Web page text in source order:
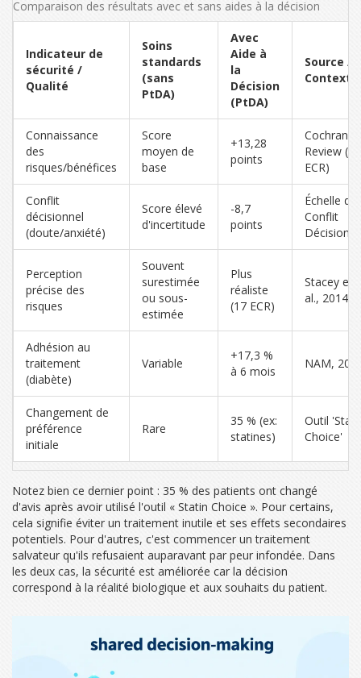
Comparaison des résultats avec et sans aides à la décision
Indicateur de
sécurité /
Qualité
Soins
standards
(sans
PtDA)
Avec
Aide à
la
Décision
(PtDA)
Source /
Contexte
Connaissance
des
risques/bénéfices
Score
moyen de
base
+13,28
points
Cochrane
Review (86
ECR)
Conflit
décisionnel
(doute/anxiété)
Score élevé
d'incertitude
-8,7
points
Échelle de
Conflit
Perception
précise des
risques
Souvent
surestimée
ou sous-
estimée
Plus
réaliste
(17 ECR)
Stacey et
al., 2014
Adhésion au
traitement
(diabète)
Variable
+17,3 %
à 6 mois
NAM,
Changement de
préférence
initiale
Rare
35 % (ex:
statines)
Outil
Choice'
Notez bien ce dernier point : 35 % des patients ont changé
d'avis après avoir utilisé l'outil « Statin Choice ». Pour certains,
cela signifie éviter un traitement inutile et ses effets secondaires
potentiels. Pour d'autres, c'est commencer un traitement
salvateur qu'ils refusaient auparavant par peur infondée. Dans
les deux cas, la sécurité est améliorée car la décision
correspond à la réalité biologique et aux souhaits du patient.